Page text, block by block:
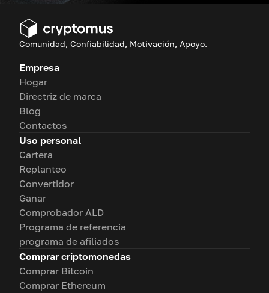
Comunidad, Confiabilidad, Motivación, Apoyo.
Empresa
Hogar
Directriz de marca
Blog
Contactos
Uso personal
Cartera
Replanteo
Convertidor
Ganar
Comprobador ALD
Programa de referencia
programa de afiliados
Comprar criptomonedas
Comprar Bitcoin
Comprar Ethereum